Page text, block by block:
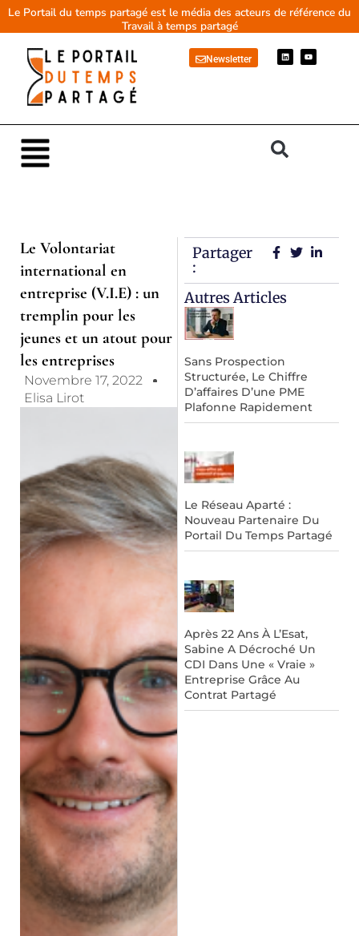
AllerLe Portail du temps partagé est le média des acteurs de référence du
Travail à temps partagé
Newsletter
L
i
n
Y
o
u
Main
Menu
Le Volontariat
international en
entreprise (V.I.E) : un
tremplin pour les
jeunes et un atout pour
les entreprises
Novembre 17, 2022
Elisa Lirot
Partager
:
Autres Articles
Sans Prospection
Structurée, Le Chiffre
D’affaires D’une PME
Plafonne Rapidement
Le Réseau Aparté :
Nouveau Partenaire Du
Portail Du Temps Partagé
Après 22 Ans À L’Esat,
Sabine A Décroché Un
CDI Dans Une « Vraie »
Entreprise Grâce Au
Contrat Partagé